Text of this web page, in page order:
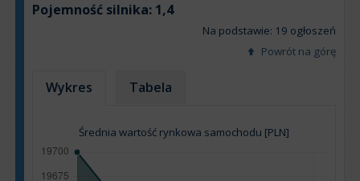
Pojemność silnika: 1,4
Na podstawie: 19 ogłoszeń
Powrót na górę
Wykres Tabela
Średnia wartość rynkowa samochodu [PLN]